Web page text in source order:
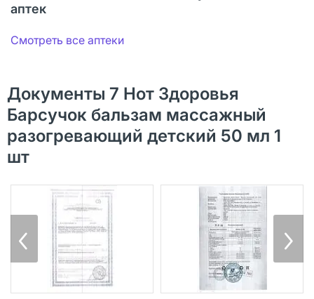
аптек
Смотреть все аптеки
Документы 7 Нот Здоровья
Барсучок бальзам массажный
разогревающий детский 50 мл 1
шт